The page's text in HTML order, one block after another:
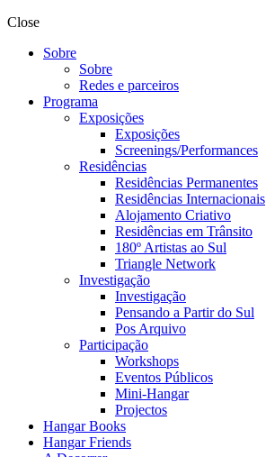
Close
Sobre
Sobre
Redes e parceiros
Programa
Exposições
Exposições
Screenings/Performances
Residências
Residências Permanentes
Residências Internacionais
Alojamento Criativo
Residências em Trânsito
180º Artistas ao Sul
Triangle Network
Investigação
Investigação
Pensando a Partir do Sul
Pos Arquivo
Participação
Workshops
Eventos Públicos
Mini-Hangar
Projectos
Hangar Books
Hangar Friends